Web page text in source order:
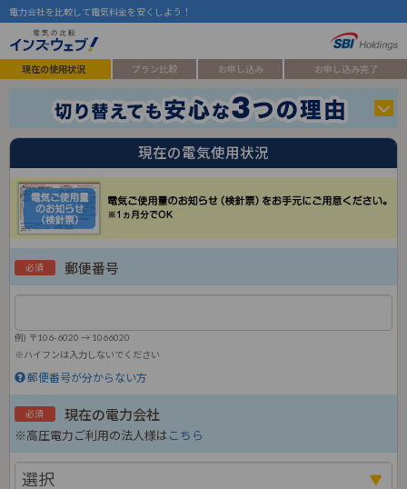
電力会社を比較して電気料金を安くしよう！
現在の使用状況 プラン比較 お申し込み お申し込み完了
現在の電気使用状況
必須 郵便番号
例) 〒106-6020 → 1066020
※ハイフンは入力しないでください
郵便番号が分からない方
必須 現在の電力会社
※高圧電力ご利用の法人様はこちら